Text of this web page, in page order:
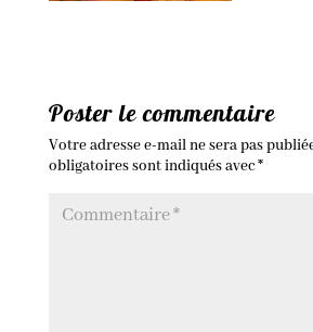
Poster le commentaire
Votre adresse e-mail ne sera pas
obligatoires sont indiqués avec*